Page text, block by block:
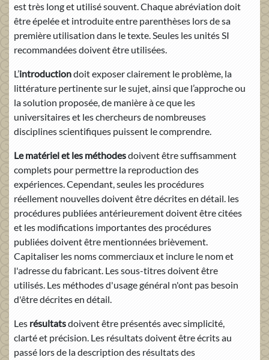
est très long et utilisé souvent. Chaque abréviation doit
être épelée et introduite entre parenthèses lors de sa
première utilisation dans le texte. Seules les unités SI
recommandées doivent être utilisées.
L’introductiondoit exposer clairement le problème, la
littérature pertinente sur le sujet, ainsi que l’approche ou
la solution proposée, de manière à ce que les
universitaires et les chercheurs de nombreuses
disciplines scientifiques puissent le comprendre.
Le matériel et les méthodesdoivent être suffisamment
complets pour permettre la reproduction des
expériences. Cependant, seules les procédures
réellement nouvelles doivent être décrites en détail. les
procédures publiées antérieurement doivent être citées
et les modifications importantes des procédures
publiées doivent être mentionnées brièvement.
Capitaliser les noms commerciaux et inclure le nom et
l'adresse du fabricant. Les sous-titres doivent être
utilisés. Les méthodes d'usage général n'ont pas besoin
d'être décrites en détail.
Les résultatsdoivent être présentés avec simplicité,
clarté et précision. Les résultats doivent être écrits au
passé lors de la description des résultats des